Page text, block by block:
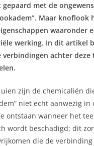
gepaard met de
Maar knoflook
waaronder
werking. In dit artikel
verbindingen achter deze
zijn de chemicaliën
niet echt aanwezig
ontstaan wanneer het
wordt beschadigd; dit
die de